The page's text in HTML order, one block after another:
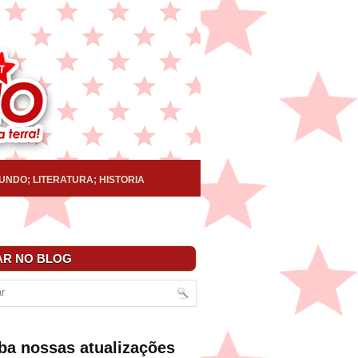
LITERATURA; HISTORIA
NO BLOG
nossas atualizações